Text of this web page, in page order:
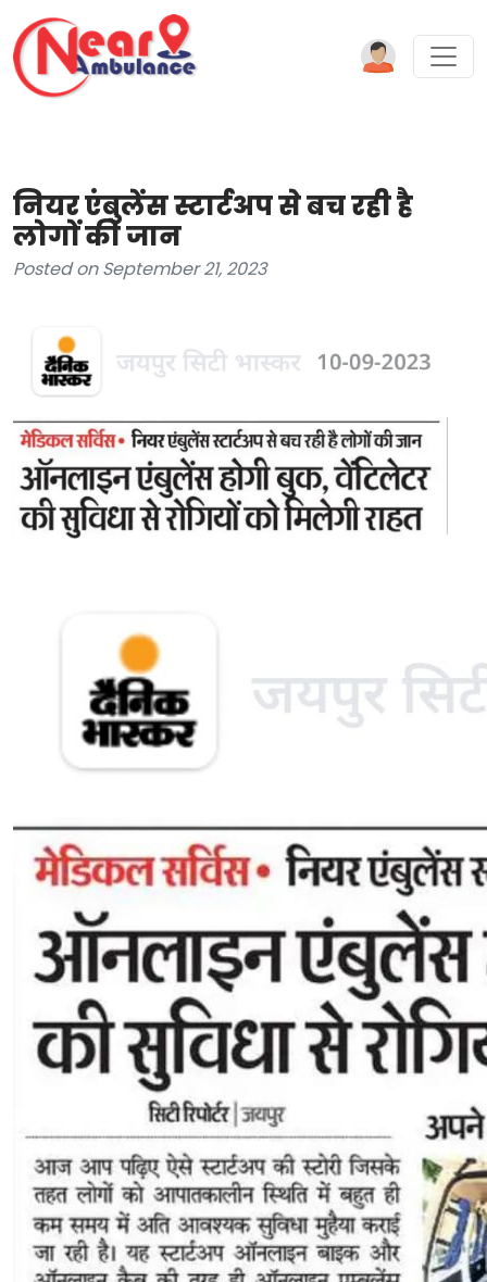
नियर एंबुलेंस स्टार्टअप से बच रही है
लोगों की जान
Posted on September 21, 2023